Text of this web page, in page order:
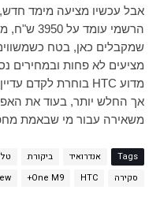
אבל עכשיו מציעה מימד
הרשמי
שמקבלים כאן, בטח
מציעים לא פחות ובמחירים
מדוע HTC בוחרת לקדם
אך החלש יותר, בעוד את
משאירה עבור מי שבאמת
Tags אנדרואיד ביקורת
סקירה
HTC
One M9+